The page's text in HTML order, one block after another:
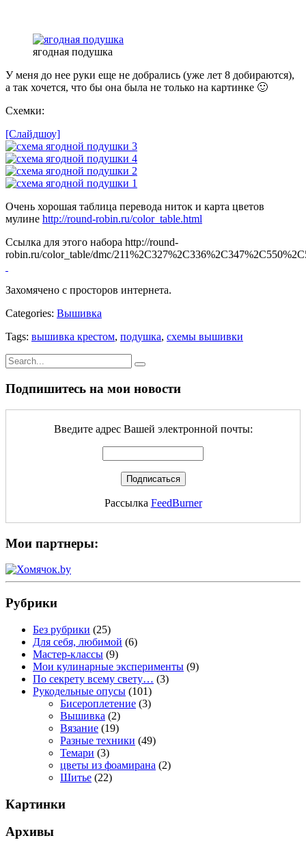
ягодная подушка
У меня до нее руки еще не добрались (уже лет 8 добираются),
а так хочется, что бы она была не только на картинке 🙂
Схемки:
[Слайдшоу]
Очень хорошая таблица перевода ниток и карта цветов
мулине http://round-robin.ru/color_table.html
Ссылка для этого набора http://round-
robin.ru/color_table/dmc/
Захомячено с просторов интернета.
Categories: Вышивка
Tags: вышивка крестом, подушка, схемы вышивки
Подпишитесь на мои новости
Введите адрес Вашей электронной почты:
Рассылка FeedBurner
Мои партнеры:
Рубрики
Без рубрики (25)
Для себя, любимой (6)
Мастер-классы (9)
Мои кулинарные эксперименты (9)
По секрету всему свету… (3)
Рукодельные опусы (101)
Бисероплетение (3)
Вышивка (2)
Вязание (19)
Разные техники (49)
Темари (3)
цветы из фоамирана (2)
Шитье (22)
Картинки
Архивы